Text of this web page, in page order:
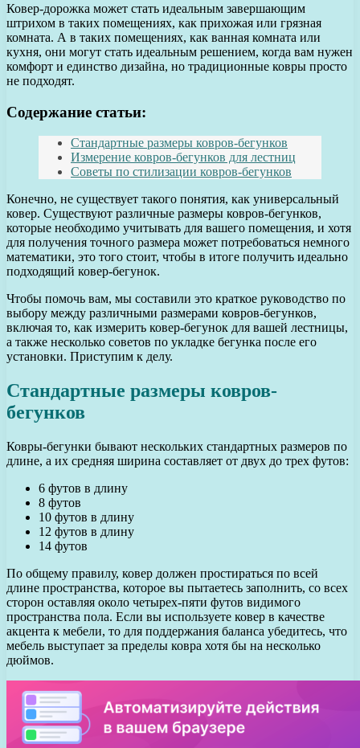
Ковер-дорожка может стать идеальным завершающим
штрихом в таких помещениях, как прихожая или грязная
комната. А в таких помещениях, как ванная комната или
кухня, они могут стать идеальным решением, когда вам нужен
комфорт и единство дизайна, но традиционные ковры просто
не подходят.
Содержание статьи:
Стандартные размеры ковров-бегунков
Измерение ковров-бегунков для лестниц
Советы по стилизации ковров-бегунков
Конечно, не существует такого понятия, как универсальный
ковер. Существуют различные размеры ковров-бегунков,
которые необходимо учитывать для вашего помещения, и хотя
для получения точного размера может потребоваться немного
математики, это того стоит, чтобы в итоге получить идеально
подходящий ковер-бегунок.
Чтобы помочь вам, мы составили это краткое руководство по
выбору между различными размерами ковров-бегунков,
включая то, как измерить ковер-бегунок для вашей лестницы,
а также несколько советов по укладке бегунка после его
установки. Приступим к делу.
Стандартные размеры ковров-
бегунков
Ковры-бегунки бывают нескольких стандартных размеров по
длине, а их средняя ширина составляет от двух до трех футов:
6 футов в длину
8 футов
10 футов в длину
12 футов в длину
14 футов
По общему правилу, ковер должен простираться по всей
длине пространства, которое вы пытаетесь заполнить, со всех
сторон оставляя около четырех-пяти футов видимого
пространства пола. Если вы используете ковер в качестве
акцента к мебели, то для поддержания баланса убедитесь, что
мебель выступает за пределы ковра хотя бы на несколько
дюймов.